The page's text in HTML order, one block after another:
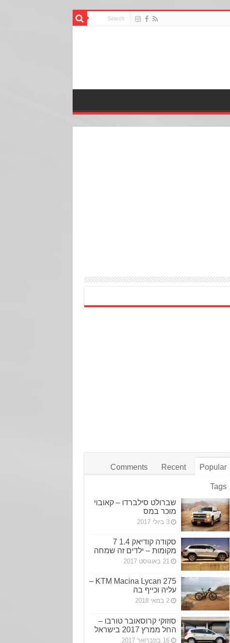
Popular
Recent
Comments
Tags
שברולט סילברדו – קאובוי
מוכר במס
3 ביולי 2017
סקודה קודיאק 1.4 7
מקומות – ילדים זה שמחה
21 באוגוסט 2017
KTM Macina Lycan 275 –
עליה וכייף בה
2 במאי 2018
סוזוקי קרוסאובר טורבו –
החל ממרץ 2017 בישראל
16 בפברואר 2017